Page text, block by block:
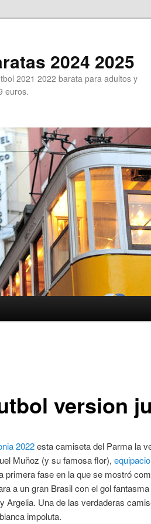
2024 2025
2021 2022 barata para adultos y
euros.
version
2022esta camiseta del Parma la
Muñoz (y su famosa flor),
primera fase en la que se mostró
a un gran Brasil con el gol
Argelia. Una de las verdaderas
impoluta.